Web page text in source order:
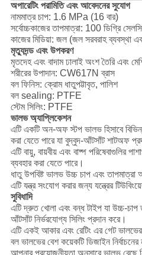
অপারেটিং পরামিতি এবং আবেদনের সুযোগ
নামমাত্র চাপ: 1.6 MPa (16 বার)
সর্বোচ্চকাজের তাপমাত্রা: 100 ডিগ্রি
কাজের মিডিয়া: জল (জল সরবরাহ ব্যবস্থা
মৃত্যুদন্ড এবং উপকরণ
মৃতদেহ এবং বাদাম ঢালাই অংশ তৈরি এবং
শরীরের উপাদান: CW617N ব্রাস
বল ফিনিস: ক্রোম ধাতুপট্টাবৃত, পালিশ
বল sealing: PTFE
স্টেম সিলিং: PTFE
ভালভ অ্যাপ্লিকেশন
এটি একটি অন-অফ স্টপ ভালভ হিসাবে
করা যেতে পারে যা বুদ্বুদ-আঁটসাঁট শাটঅফ
এটি বায়ু, বায়বীয় এবং বাষ্প পরিষেবাগুলির
ব্যবহার করা যেতে পারে।
ধাতু উপবিষ্ট ভালভ উচ্চ চাপ এবং তাপমাত্রা
এটি যন্ত্র সংযোগ করার জন্য যন্ত্রের
সুবিধাদি
এটি দ্রুত খোলা এবং বন্ধ টাইপ যা উচ্চ-চাপ
আঁটসাঁট নির্ভরযোগ্য সিলিং প্রদান করে।
এটি একই আকার এবং রেটিং এর গেট
বল ভালভের বেশ কয়েকটি ডিজাইন